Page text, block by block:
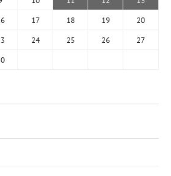
17 18 19 20
24 25 26 27